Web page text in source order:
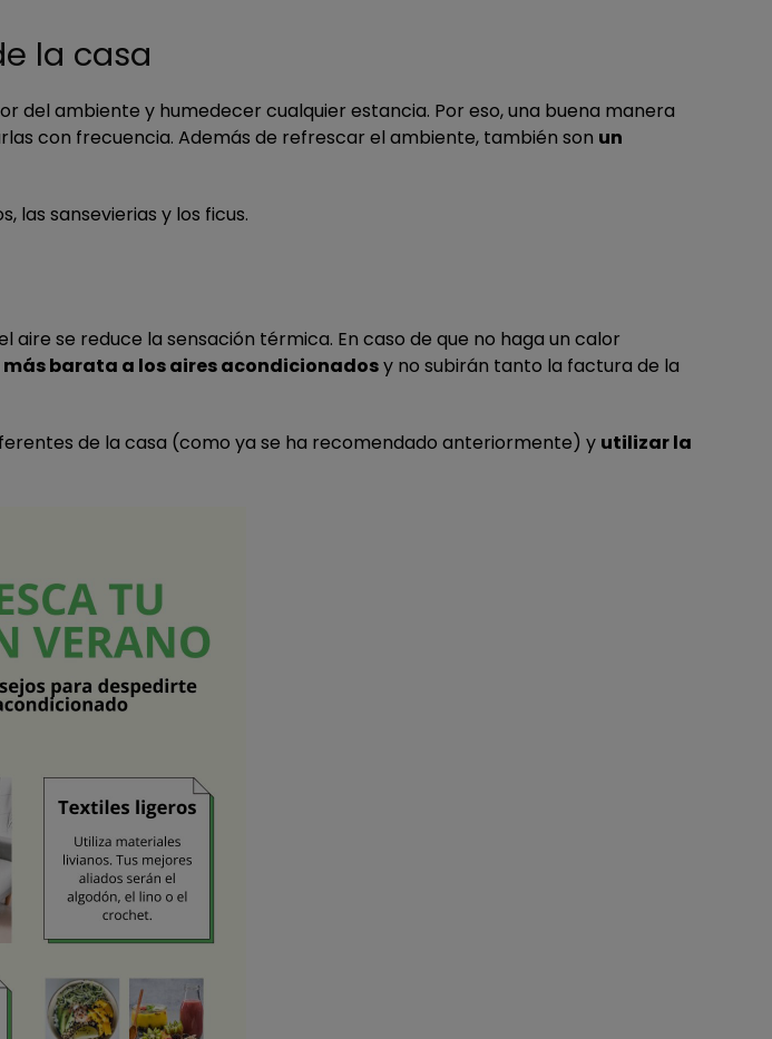
la casa
del ambiente y humedecer cualquier estancia. Por eso, una buena manera
con frecuencia. Además de refrescar el ambiente, también son un
las sansevierias y los ficus.
se reduce la sensación térmica. En caso de que no haga un calor
barata a los aires acondicionadosy no subirán tanto la factura de la
de la casa (como ya se ha recomendado anteriormente) y utilizar la